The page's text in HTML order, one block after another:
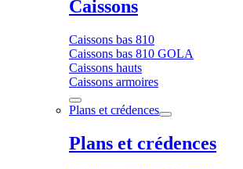
Caissons
Caissons bas 810
Caissons bas 810 GOLA
Caissons hauts
Caissons armoires
Plans et crédences
Plans et crédences